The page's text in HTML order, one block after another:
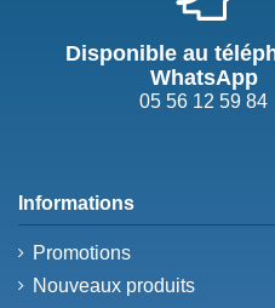
Disponible au
WhatsApp
05 56 12 59 84
Informations
Promotions
Nouveaux produits